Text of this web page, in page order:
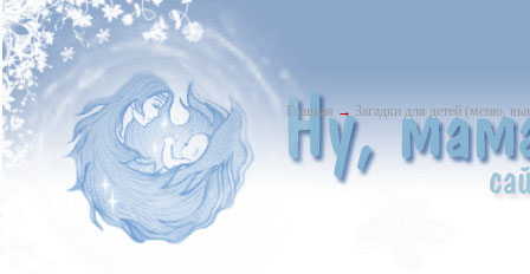
Главная → Загадки для детей (меню,